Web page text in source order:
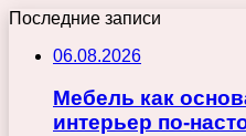
Последние записи
06.08.2026
Мебель как
интерьер по-